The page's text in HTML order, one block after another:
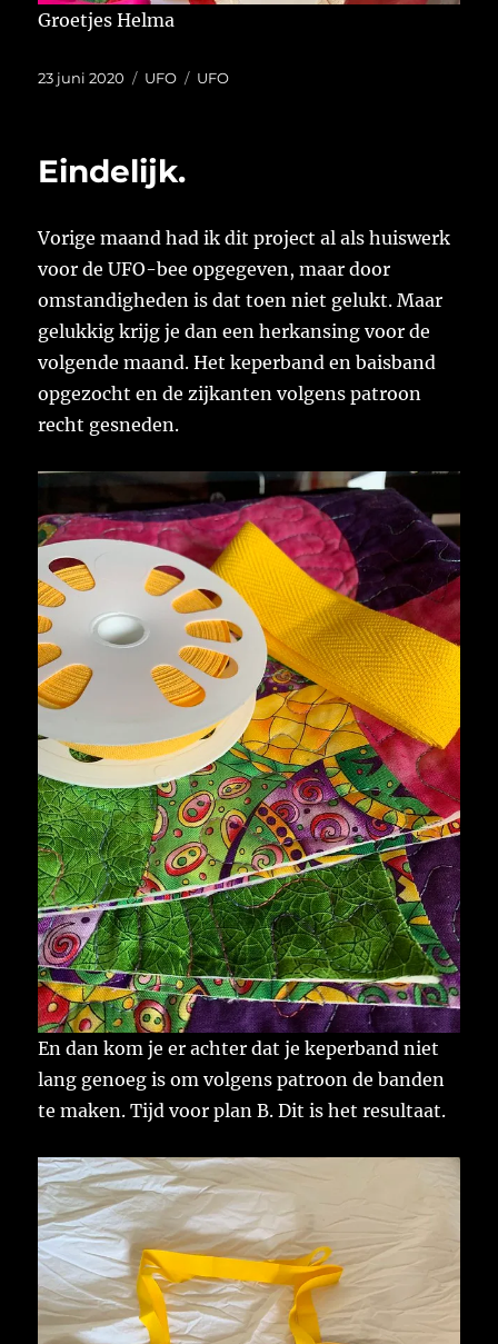
Groetjes Helma
Geplaatst
23 juni 2020 Categorieën
UFO Tags
UFO
Eindelijk.
Vorige maand had ik dit project al als huiswerk
voor de UFO-bee opgegeven, maar door
omstandigheden is dat toen niet gelukt. Maar
gelukkig krijg je dan een herkansing voor de
volgende maand. Het keperband en baisband
opgezocht en de zijkanten volgens patroon
recht gesneden.
En dan kom je er achter dat je keperband niet
lang genoeg is om volgens patroon de banden
te maken. Tijd voor plan B. Dit is het resultaat.